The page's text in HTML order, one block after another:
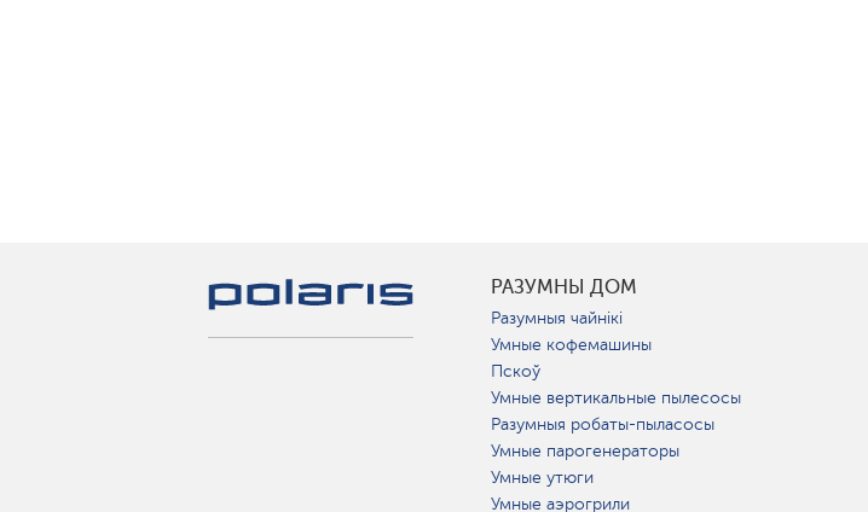
РАЗУМНЫ ДОМ
Разумныя чайнікі
Умные кофемашины
Пскоў
Умные вертикальные пылесосы
Разумныя робаты-пыласосы
Умные парогенераторы
Умные утюги
Умные аэрогрили